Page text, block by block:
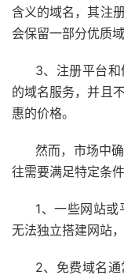
含义的域名，其注
会保留一部分优质
3、注册平台
的域名服务，并且
惠的价格。
然而，市场中
往需要满足特定条
1、一些网站
无法独立搭建网站
2、免费域名